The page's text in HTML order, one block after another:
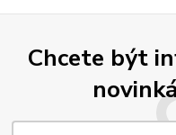
Chcete být